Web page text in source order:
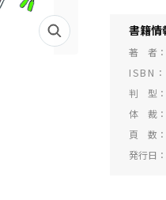
書籍情
著 者
ISBN
判 型
体 裁
頁 数
発行日